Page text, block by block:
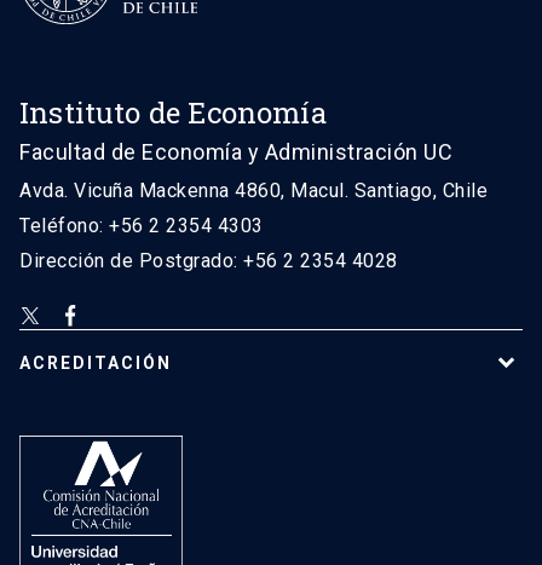
Instituto de Economía
Facultad de Economía y Administración UC
Avda. Vicuña Mackenna 4860, Macul. Santiago, Chile
Teléfono: +56 2 2354 4303
Dirección de Postgrado: +56 2 2354 4028
ACREDITACIÓN